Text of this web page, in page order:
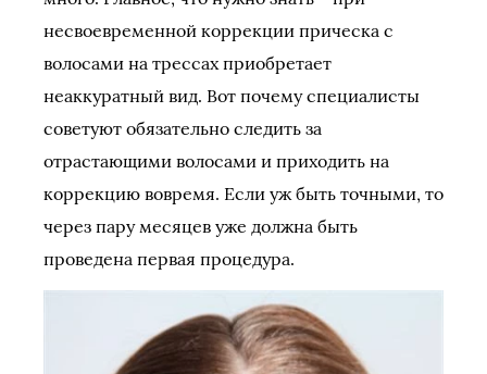
несвоевременной коррекции прическа с
волосами на трессах приобретает
неаккуратный вид. Вот почему специалисты
советуют обязательно следить за
отрастающими волосами и приходить на
коррекцию вовремя. Если уж быть точными, то
через пару месяцев уже должна быть
проведена первая процедура.